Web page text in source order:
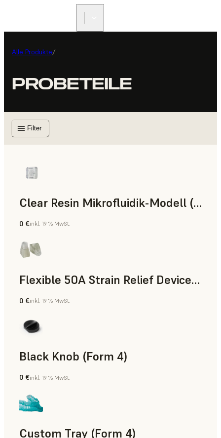
Alle Produkte/
PROBETEILE
Filter
Clear Resin Mikrofluidik-Modell (Form 4)
Standard
0 €inkl. 19 % MwSt.
Flexible 50A Strain Relief Device (Form 4)
Technik
0 €inkl. 19 % MwSt.
Black Knob (Form 4)
Standard
0 €inkl. 19 % MwSt.
Custom Tray (Form 4)